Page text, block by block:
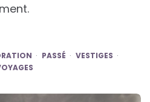
PASSÉ
VESTIGES